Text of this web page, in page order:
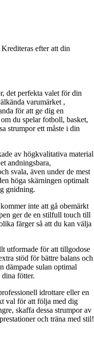
Krediteras efter att din
det perfekta valet för din
varumärket ,
för att ge dig en
du spelar fotboll, basket,
strumpor ett måste i din
av högkvalitativa material
andningsbara,
svala, även under de mest
höga skärningen optimalt
gnidning.
inte att gå obemärkt
ger de en stilfull touch till
färger så att du kan välja
utformade för att tillgodose
stöd för bättre balans och
dämpade sulan optimal
fötter.
idrottare eller en
val för att följa med dig
skaffa dessa strumpor av
och träna med stil!